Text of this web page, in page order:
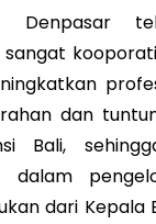
Denpasar
sangat
dan
Bali,
dari Kepala